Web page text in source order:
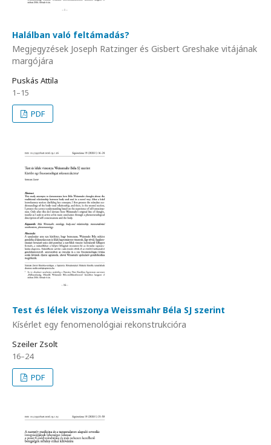
Halálban való feltámadás?
Megjegyzések Joseph Ratzinger és Gisbert Greshake vitájának
margójára
Puskás Attila
1–15
PDF
Test és lélek viszonya Weissmahr Béla SJ szerint
Kísérlet egy fenomenológiai rekonstrukcióra
Szeiler Zsolt
16–24
PDF